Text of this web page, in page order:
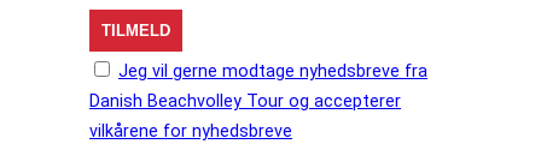
Jeg vil gerne modtage nyhedsbreve fra
Danish Beachvolley Tour og accepterer
vilkårene for nyhedsbreve